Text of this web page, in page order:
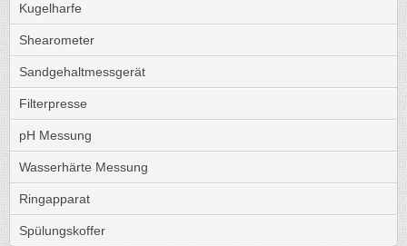
Kugelharfe
Shearometer
Sandgehaltmessgerät
Filterpresse
pH Messung
Wasserhärte Messung
Ringapparat
Spülungskoffer